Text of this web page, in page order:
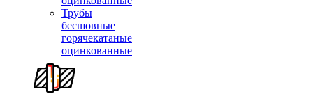
Трубы
бесшовные
горячекатаные
оцинкованные